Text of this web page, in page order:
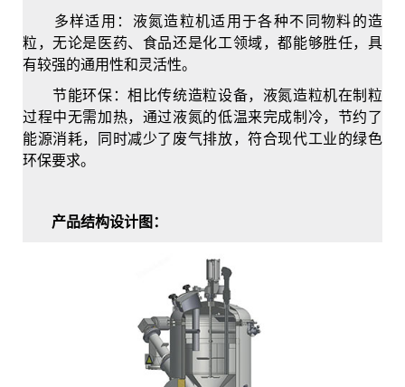
多样适用：液氮造粒机适用于各种不同物料的造
粒，无论是医药、食品还是化工领域，都能够胜任，具
有较强的通用性和灵活性。
节能环保：相比传统造粒设备，液氮造粒机在制粒
过程中无需加热，通过液氮的低温来完成制冷，节约了
能源消耗，同时减少了废气排放，符合现代工业的绿色
环保要求。
产品结构设计图：